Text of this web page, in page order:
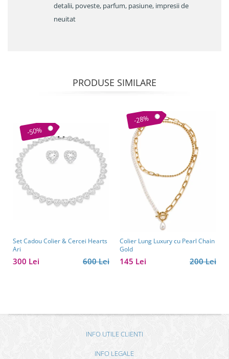
detalii, poveste, parfum, pasiune, impresii de
neuitat
PRODUSE SIMILARE
-50%
Set Cadou Colier & Cercei Hearts
Ari
600 Lei
300 Lei
-28%
Colier Lung Luxury cu Pearl Chain
Gold
200 Lei
145 Lei
INFO UTILE CLIENTI
INFO LEGALE